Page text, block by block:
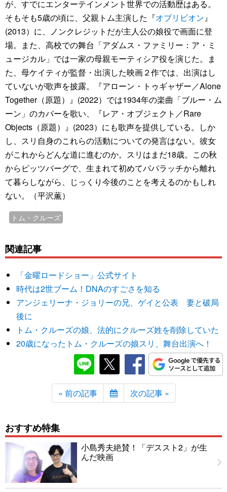
が、すでにエンターテインメント世界での活動歴はある。
そもそも5歳の頃に、父親トム主演した『オブリビオン』
(2013）に、ノンクレジットだが主人公の娘役で画面に登
場。また、高校での舞台「アダムス・ファミリー：ア・ミ
ュージカル」では一家の母親モーティシア役を演じた。ま
た、母ケイティが監督・出演した映画２作では、出演はし
ていないが歌声を披露。『アローン・トゥギャザー／Alone
Together（原題）』(2022）では1934年の楽曲「ブルー・ム
ーン」のカバーを歌い、『レア・オブジェクト／Rare
Objects（原題）』(2023）にも歌声を提供している。しか
し、スリ自身のこれらの活動についての発言はない。彼女
がこれからどんな道に進むのか。スリはまだ18歳。この秋
からピッツバーグで、生まれて初めてパパラッチから離れ
て暮らしながら、じっくり今後のことを考えるのかもしれ
ない。（平沢薫）
トム・クルーズ
関連記事
「金曜ロードショー」公式サイト
時代は2世ブーム！DNAのすごさを知る
アンジェリーナ・ジョリーの兄、ゲイと公表 妻と破局
後に
トム・クルーズの娘、法的にクルーズ姓を削除していた
20歳になったトム・クルーズの娘スリ、舞台出演へ！
« 前の記事 次の記事 »
おすすめ特集
小島秀夫絶賛！「デススト2」が生
んだ映画